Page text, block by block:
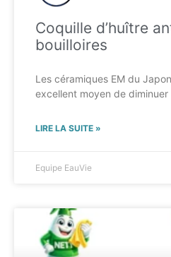
Coquille d’huître
bouilloires
Les céramiques EM du
excellent moyen de
LIRE LA SUITE »
Equipe EauVie